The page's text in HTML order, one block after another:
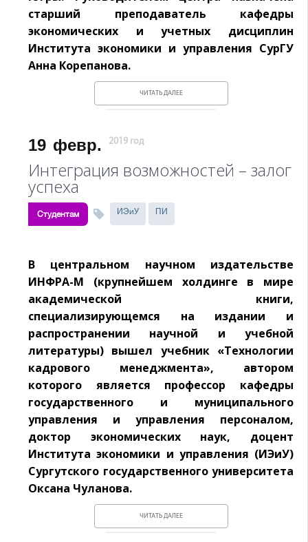
старший преподаватель кафедры
экономических и учетных дисциплин
Института экономики и управления СурГУ
Анна Корепанова.
ЧИТАТЬ ДАЛЕЕ
19 февр. 2019 год
Интеграция возможностей – залог
успеха
Студентам ИЭиУ ПИ
В центральном научном издательстве
ИНФРА-М (крупнейшем холдинге в мире
академической книги,
специализирующемся на издании и
распространении научной и учебной
литературы) вышел учебник «Технологии
кадрового менеджмента», автором
которого является профессор кафедры
государственного и муниципального
управления и управления персоналом,
доктор экономических наук, доцент
Института экономики и управления (ИЭиУ)
Сургутского государственного университета
Оксана Чуланова.
ЧИТАТЬ ДАЛЕЕ